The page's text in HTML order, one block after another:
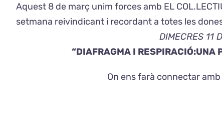
Aquest 8 de març unim forces amb EL
setmana reivindicant i recordant a totes les
DIMECRES
“DIAFRAGMA I
On ens farà connectar